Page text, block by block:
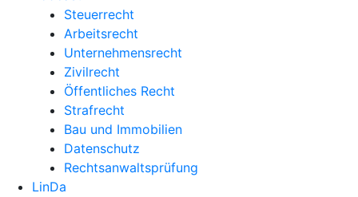
Steuerrecht
Arbeitsrecht
Unternehmens­recht
Zivilrecht
Öffentliches Recht
Strafrecht
Bau und Immobilien
Datenschutz
Rechtsanwalts­prüfung
LinDa